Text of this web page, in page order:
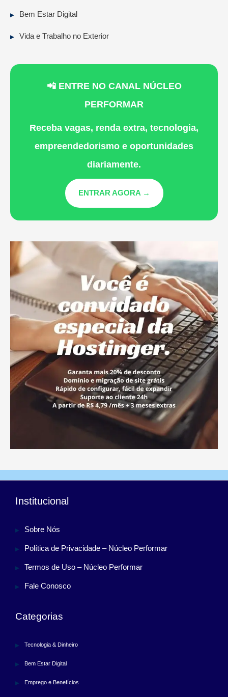
Bem Estar Digital
Vida e Trabalho no Exterior
📲 ENTRE NO CANAL NÚCLEO
PERFORMAR
Receba vagas, renda extra, tecnologia,
empreendedorismo e oportunidades
diariamente.
ENTRAR AGORA →
Institucional
Sobre Nós
Política de Privacidade – Núcleo Performar
Termos de Uso – Núcleo Performar
Fale Conosco
Categorias
Tecnologia & Dinheiro
Bem Estar Digital
Emprego e Benefícios